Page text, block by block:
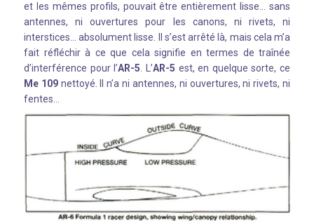
et les mêmes profils, pouvait être entièrement lisse… sans
antennes, ni ouvertures pour les canons, ni rivets, ni
interstices… absolument lisse. Il s’est arrêté là, mais cela m’a
fait réfléchir à ce que cela signifie en termes de traînée
d’interférence pour l’AR-5. L’AR-5 est, en quelque sorte, ce
Me 109nettoyé. Il n’a ni antennes, ni ouvertures, ni rivets, ni
fentes…